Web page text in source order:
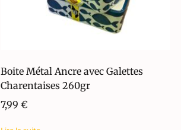
Boite Métal Ancre avec Galettes
Charentaises 260gr
7,99 €